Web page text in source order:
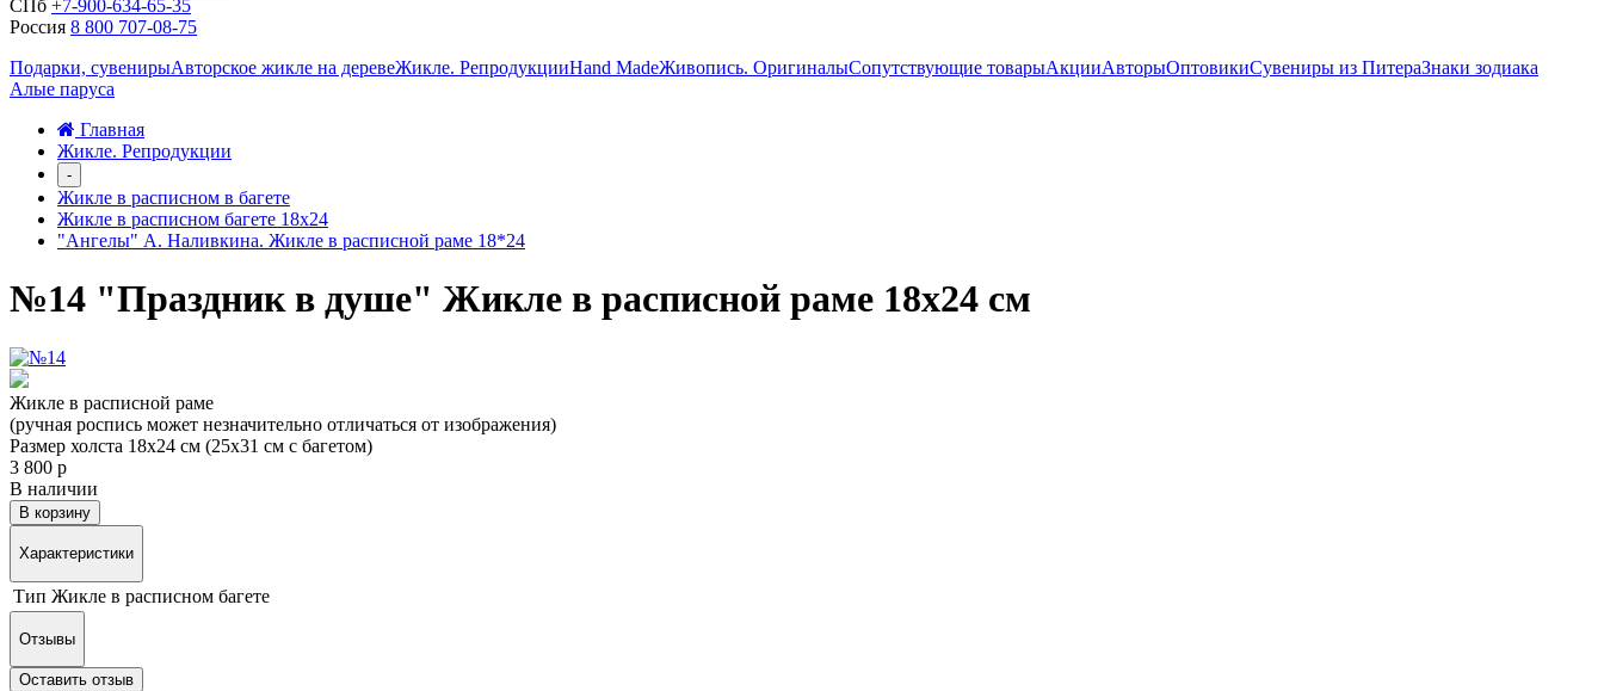
СПб +7-900-634-65-35
Россия 8 800 707-08-75
Подарки, сувенирыАвторское жикле на деревеЖикле. РепродукцииHand MadeЖивопись. ОригиналыСопутствующие товарыАкцииАвторыОптовикиСувениры из ПитераЗнаки зодиака
Алые паруса
Главная
Жикле. Репродукции
-
Жикле в расписном в багете
Жикле в расписном багете 18х24
"Ангелы" А. Наливкина. Жикле в расписной раме 18*24
№14 "Праздник в душе" Жикле в расписной раме 18х24 см
Жикле в расписной раме
(ручная роспись может незначительно отличаться от изображения)
Размер холста 18х24 см (25х31 см с багетом)
3 800 р
В наличии
В корзину
Характеристики
Тип Жикле в расписном багете
Отзывы
Оставить отзыв